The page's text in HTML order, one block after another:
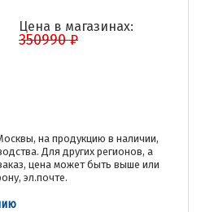
Цена в магазинах:
350990 ₽
на продукцию в наличии,
Для других регионов, а
цена может быть выше или
эл.почте.